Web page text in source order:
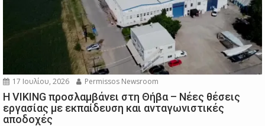
17 Ιουλίου, 2026 Permissos Newsroom
Η VIKING προσλαμβάνει στη Θήβα – Νέες θέσεις
εργασίας με εκπαίδευση και ανταγωνιστικές
αποδοχές